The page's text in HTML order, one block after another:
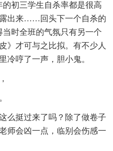
初三学生自杀率都是很高
出来……回头下一个自杀的
时全班的气氛只有另一个
》才可与之比拟。有不少人
冷哼了一声，胆小鬼。
么挺过来了吗？除了做卷子
师会凶一点，临别会伤感一